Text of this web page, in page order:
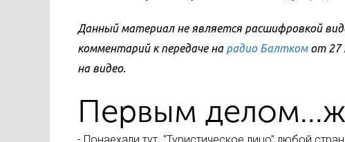
Данный материал не является расшифровкой
комментарий к передаче на радио Балтком от 27
на видео.
Первым